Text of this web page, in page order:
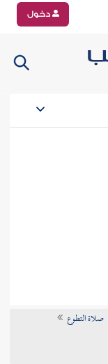
دخول
صلاة التطوع